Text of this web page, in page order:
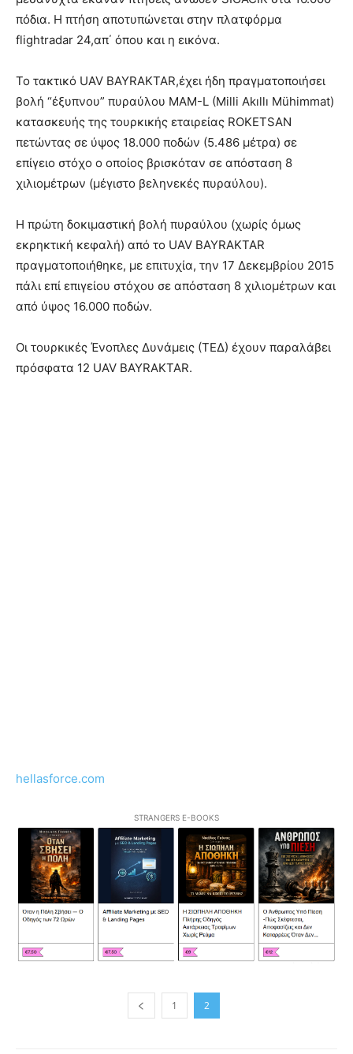
πόδια. Η πτήση αποτυπώνεται στην πλατφόρμα
flightradar 24,απ΄ όπου και η εικόνα.
Το τακτικό UAV BAYRAKTAR,έχει ήδη πραγματοποιήσει
βολή “έξυπνου” πυραύλου MAM-L (Milli Akıllı Mühimmat)
κατασκευής της τουρκικής εταιρείας ROKETSAN
πετώντας σε ύψος 18.000 ποδών (5.486 μέτρα) σε
επίγειο στόχο ο οποίος βρισκόταν σε απόσταση 8
χιλιομέτρων (μέγιστο βεληνεκές πυραύλου).
Η πρώτη δοκιμαστική βολή πυραύλου (χωρίς όμως
εκρηκτική κεφαλή) από το UAV BAYRAKTAR
πραγματοποιήθηκε, με επιτυχία, την 17 Δεκεμβρίου 2015
πάλι επί επιγείου στόχου σε απόσταση 8 χιλιομέτρων και
από ύψος 16.000 ποδών.
Oι τουρκικές Ένοπλες Δυνάμεις (ΤΕΔ) έχουν παραλάβει
πρόσφατα 12 UAV BAYRAKTAR.
hellasforce.com
STRANGERS E-BOOKS
1 2